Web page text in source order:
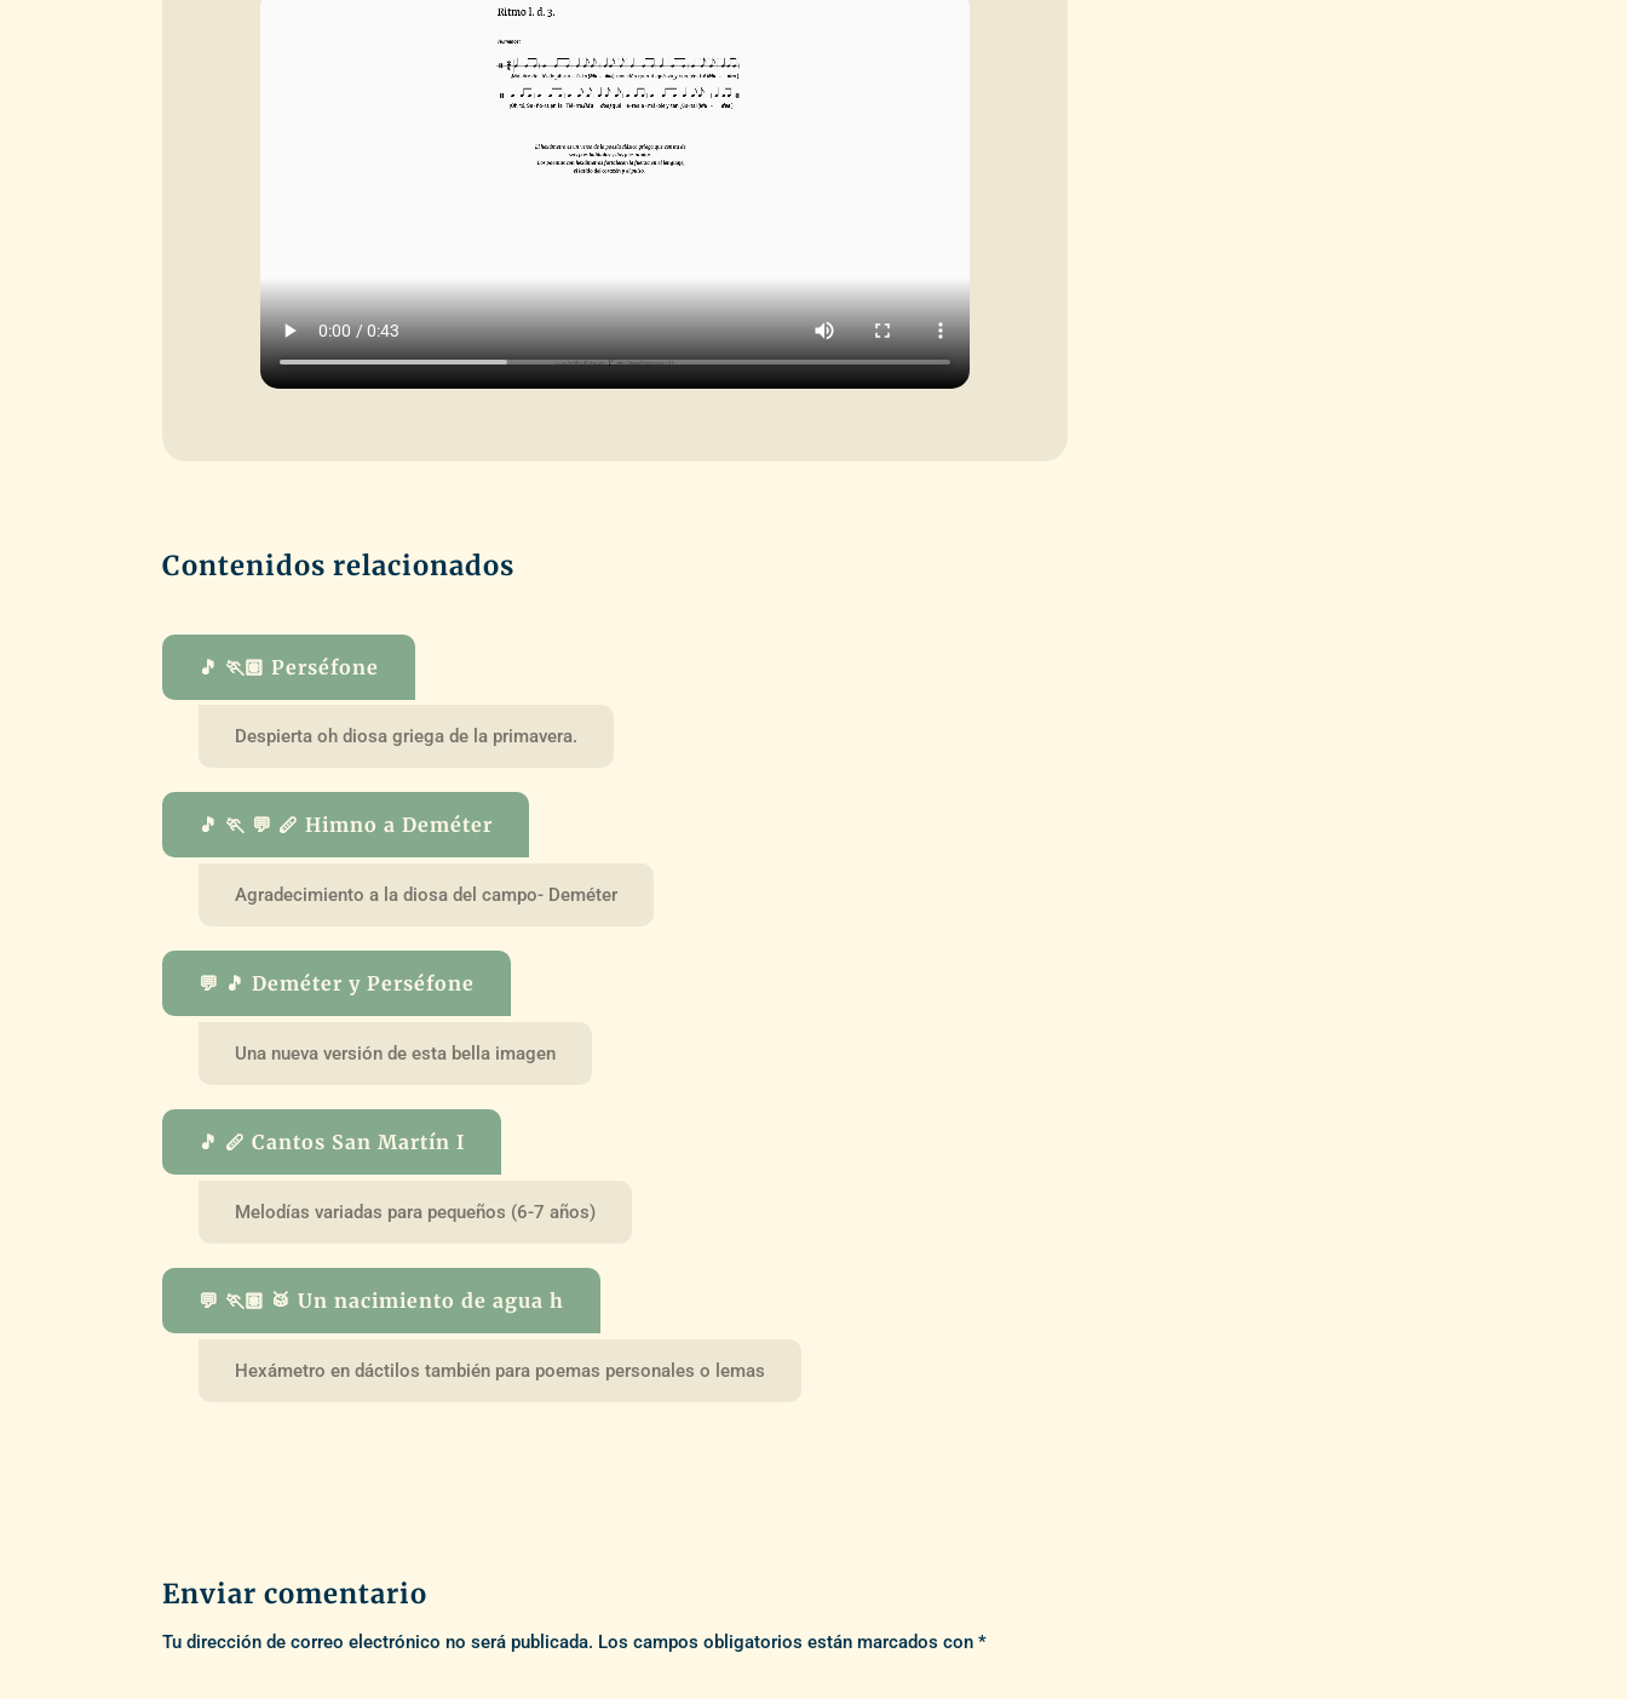
Contenidos relacionados
🎵 🏃🏽 Perséfone
Despierta oh diosa griega de la primavera.
🎵 🏃 💬 🪈 Himno a Deméter
Agradecimiento a la diosa del campo- Deméter
💬 🎵 Deméter y Perséfone
Una nueva versión de esta bella imagen
🎵 🪈 Cantos San Martín I
Melodías variadas para pequeños (6-7 años)
💬 🏃🏽 🥁 Un nacimiento de agua h
Hexámetro en dáctilos también para poemas personales o lemas
Enviar comentario
Tu dirección de correo electrónico no será publicada. Los campos obligatorios están marcados con*